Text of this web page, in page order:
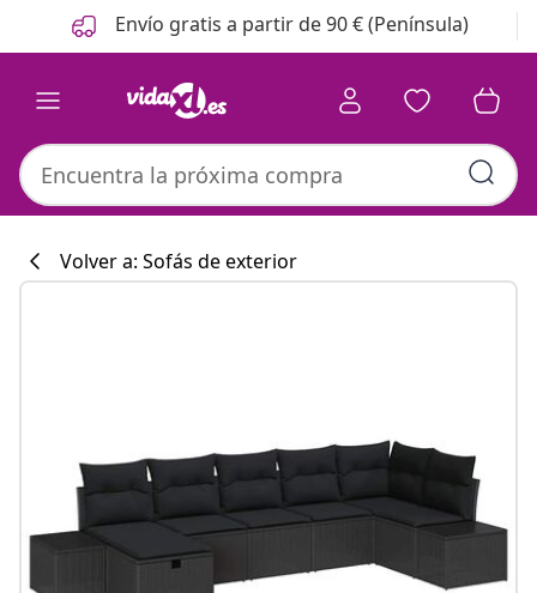
Anterior
Siguiente Envío gratis a partir de 90 € (Península)
#sharemevidaxl
Volver a: Sofás de exterior